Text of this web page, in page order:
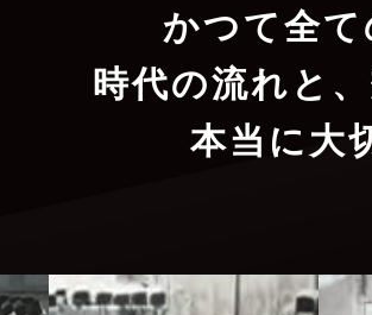
かつて全
時代の流れと
本当に大